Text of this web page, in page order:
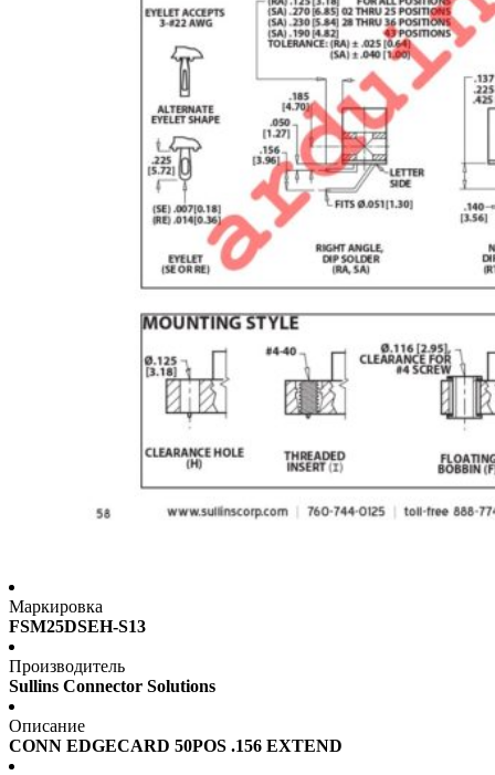
Маркировка
FSM25DSEH-S13
Производитель
Sullins Connector Solutions
Описание
CONN EDGECARD 50POS .156 EXTEND